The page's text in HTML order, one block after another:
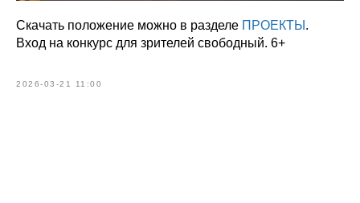
Скачать положение можно в разделе ПРОЕКТЫ .
Вход на конкурс для зрителей свободный. 6+
2026-03-21 11:00